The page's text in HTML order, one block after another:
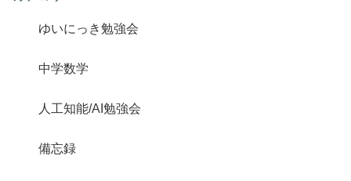
ゆいにっき勉強会
中学数学
人工知能/AI勉強会
備忘録